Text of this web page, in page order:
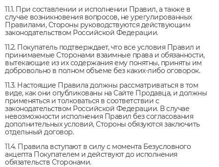
11.1. При составлении и исполнении Правил, а также в
случае возникновения вопросов, не урегулированных
Правилами, Стороны руководствуются действующим
законодательством Российской Федерации.
11.2. Покупатель подтверждает, что все условия Правил и
принимаемые Сторонами взаимные права и обязанности,
вытекающие из их содержания ему понятны, приняты им
добровольно в полном объеме без каких-либо оговорок.
11.3. Настоящие Правила должны рассматриваться в том
виде, как они опубликованы на Сайте Продавца, и должны
применяться и толковаться в соответствии с
законодательством Российской Федерации. В случае
невозможности исполнения Правил без согласования
дополнительных условий, Стороны обязуются заключить
отдельный договор.
11.4. Правила вступают в силу с момента Безусловного
акцепта Покупателем и действуют до исполнения
обязательств Сторонами.